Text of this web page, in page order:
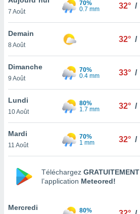
et
»,
au
vous
qu'ils
ou
le
ainsi
un
la
7 Août
70%
0.7 mm
32° /
Demain
8 Août
32° /
Dimanche
9 Août
70%
0.4 mm
33° /
Lundi
10 Août
80%
1.7 mm
32° /
Mardi
11 Août
70%
1 mm
32° /
Téléchargez GRATUITEMENT
l’application Meteored!
Mercredi
80%